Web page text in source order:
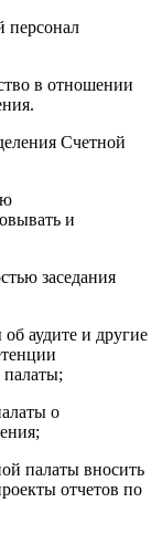
персонал
в отношении
Счетной
и
заседания
аудите и другие
палаты;
о
палаты вносить
отчетов по